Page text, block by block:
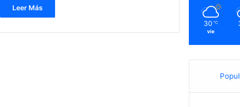
Leer Más
30 ℃
vie